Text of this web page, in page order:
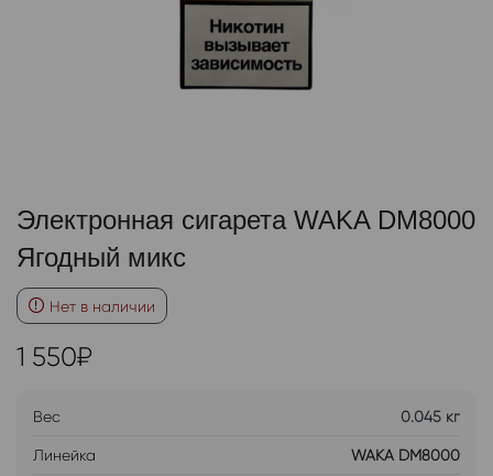
Электронная сигарета WAKA DM8000
Ягодный микс
Нет в наличии
1 550₽
Вес 0.045 кг
Линейка WAKA DM8000